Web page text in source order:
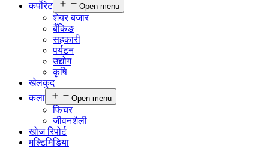
कर्पाेरेट
Open menu
शेयर बजार
बैंकिङ
सहकारी
पर्यटन
उद्योग
कृषि
खेलकुद
कला
Open menu
फिचर
जीवनशैली
खोज रिपोर्ट
मल्टिमिडिया